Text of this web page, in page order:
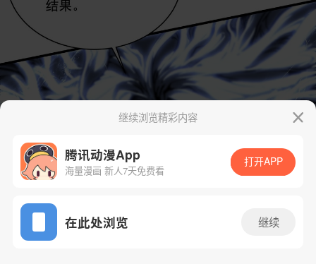
App免费看
继续浏览精彩内容
腾讯动漫App
海量漫画 新人7天免费看
打开APP
在此处浏览 继续